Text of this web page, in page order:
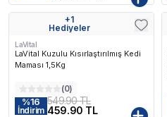
+1
Hediyeler
LaVital
LaVital Kuzulu Kısırlaştırılmış Kedi
Maması 1,5Kg
(0)
%16
İndirim
549.90 TL
459.90 TL